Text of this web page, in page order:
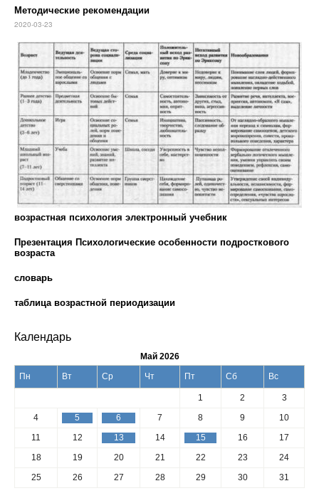
Методические рекомендации
2020-03-23
возрастная психология электронный учебник
Презентация Психологические особенности подросткового
возраста
словарь
таблица возрастной периодизации
Календарь
Май 2026
Пн
Вт Ср Чт Пт Сб Вс
1 2
3
4
5 6 7 8 9
10
11
12 13 14 15 16
17
18
19 20 21 22 23
24
25
26 27 28 29 30 31